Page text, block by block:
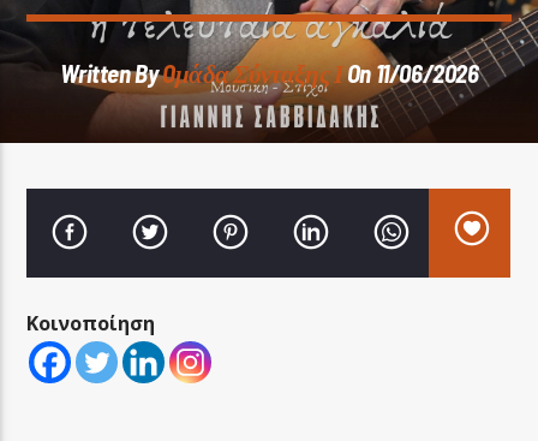
Title
Artist
LA FAMIGLIA RADIO
LA FAMIGLIA ΝΗΣΙΩΤΙΚΑ
Written ByOμάδα Σύνταξης ΙOn 11/06/2026
Κοινοποίηση